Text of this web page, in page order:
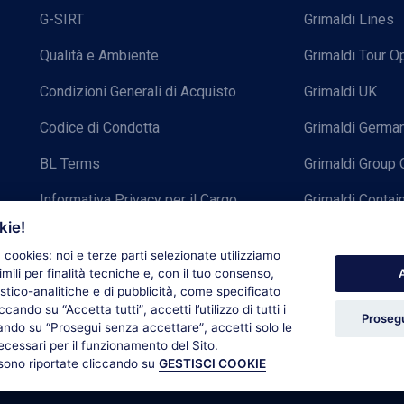
noi e terze parti selezionate utilizziamo
per finalità tecniche e, con il tuo consenso,
analitiche e di pubblicità, come specificato
su “Accetta tutti”, accetti l’utilizzo di tutti i
su “Prosegui senza accettare”, accetti solo le
per il funzionamento del Sito.
riportate cliccando su GESTISCI COOKIE
G-SIRT
Qualità e Ambiente
Condizioni Generali di Acquisto
Codice di Condotta
BL Terms
Informativa Privacy per il Cargo
Grimaldi Lines
Grimaldi Tour
Grimaldi UK
Grimaldi
Grimaldi Group
Grimaldi